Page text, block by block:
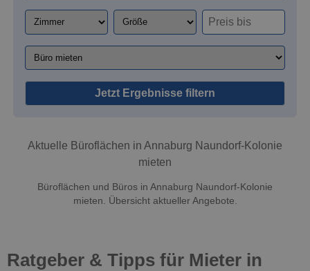
Jetzt Ergebnisse filtern
Aktuelle Büroflächen in Annaburg Naundorf-Kolonie
mieten
Büroflächen und Büros in Annaburg Naundorf-Kolonie
mieten. Übersicht aktueller Angebote.
Ratgeber & Tipps für Mieter in